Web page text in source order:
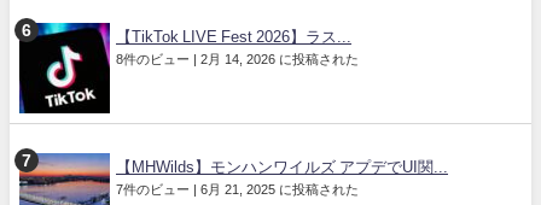
【TikTok LIVE Fest 2026】ラス...
8件のビュー | 2月 14, 2026 に投稿された
【MHWilds】モンハンワイルズ アプデでUI関...
7件のビュー | 6月 21, 2025 に投稿された